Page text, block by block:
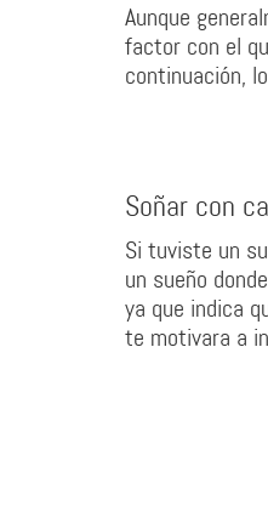
Aunque
factor con el
continuación,
Soñar con
Si tuviste un
un sueño
ya que indica
te motivara a